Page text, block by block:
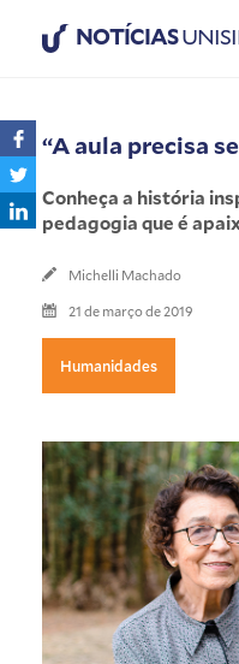
NOTÍCIAS
“A aula precisa
Conheça a história
pedagogia que é
Michelli Machado
21 de março de 2019
Humanidades